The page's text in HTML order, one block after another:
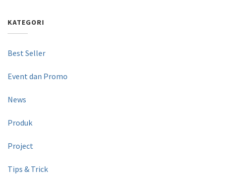
KATEGORI
Best Seller
Event dan Promo
News
Produk
Project
Tips & Trick